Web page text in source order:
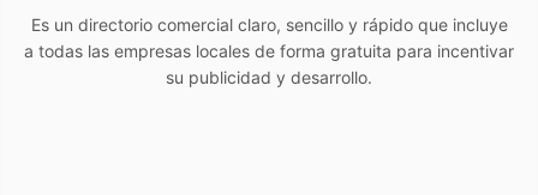
Es un directorio comercial claro, sencillo y rápido que incluye
a todas las empresas locales de forma gratuita para incentivar
su publicidad y desarrollo.